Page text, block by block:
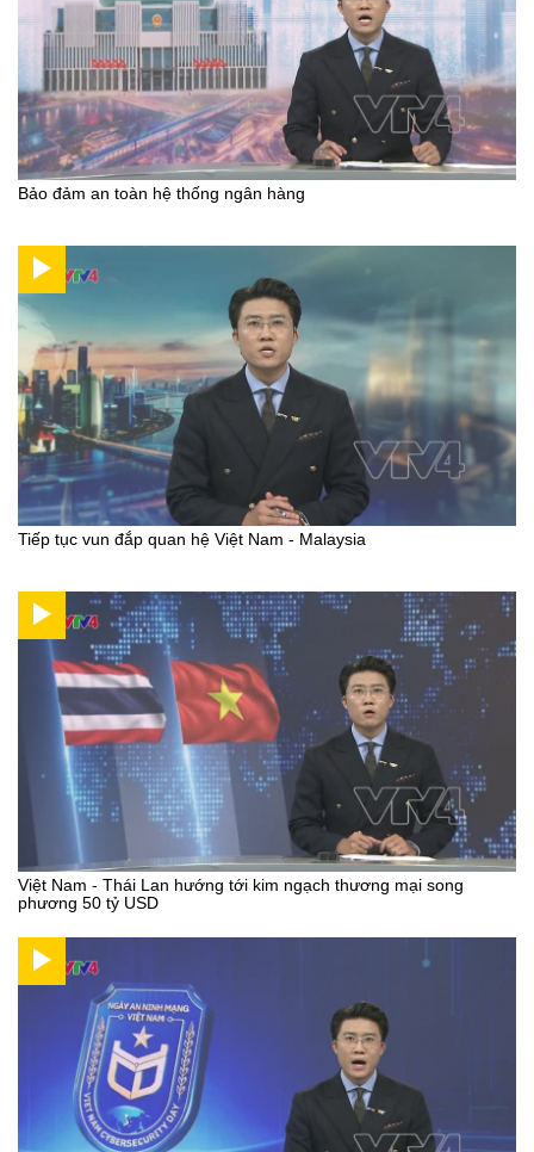
Bảo đảm an toàn hệ thống ngân hàng
Tiếp tục vun đắp quan hệ Việt Nam - Malaysia
Việt Nam - Thái Lan hướng tới kim ngạch thương mại song
phương 50 tỷ USD